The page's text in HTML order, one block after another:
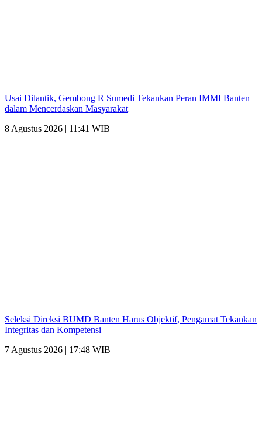
Usai Dilantik, Gembong R Sumedi Tekankan Peran IMMI Banten
dalam Mencerdaskan Masyarakat
8 Agustus 2026 | 11:41 WIB
Seleksi Direksi BUMD Banten Harus Objektif, Pengamat Tekankan
Integritas dan Kompetensi
7 Agustus 2026 | 17:48 WIB